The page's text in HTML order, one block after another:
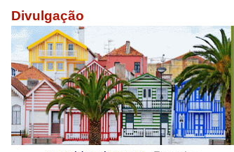
Divulgação